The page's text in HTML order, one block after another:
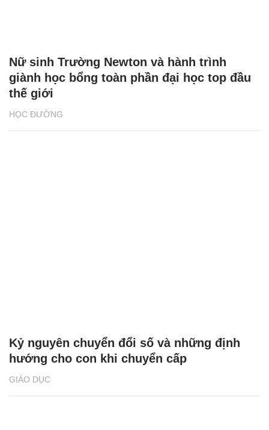
HỌC ĐƯỜNG
Nữ sinh Trường Newton và hành trình
giành học bổng toàn phần đại học top đầu
thế giới
GIÁO DỤC
Kỷ nguyên chuyển đổi số và những định
hướng cho con khi chuyển cấp